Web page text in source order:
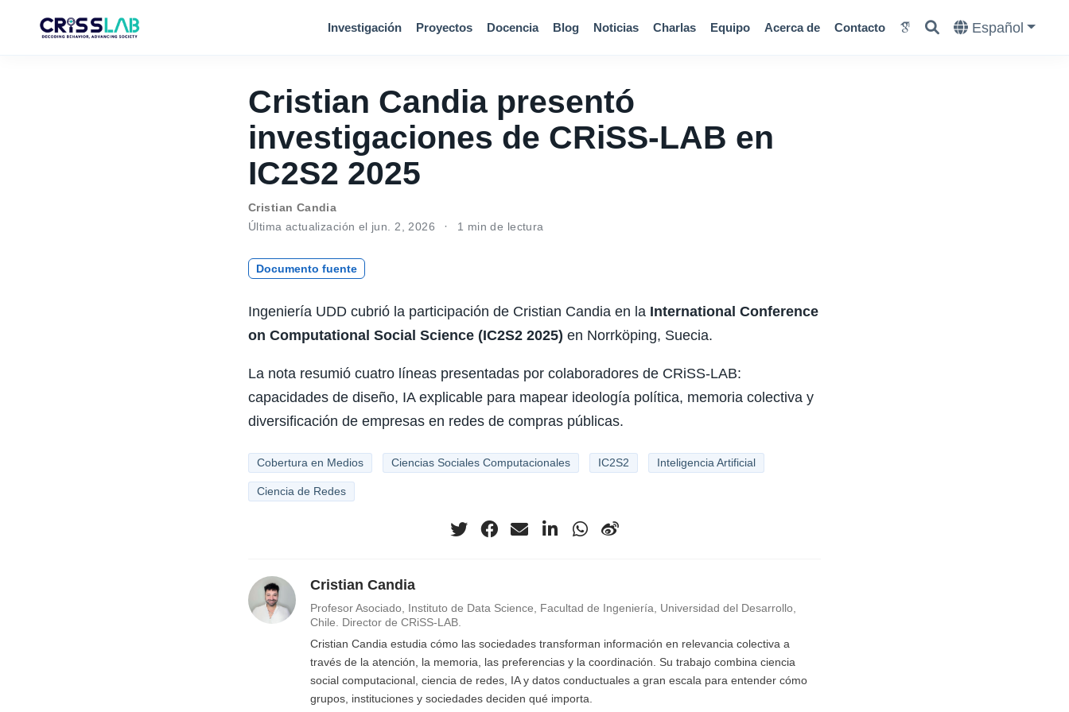
Investigación Proyectos Docencia Blog Noticias Charlas Equipo Acerca de Contacto Español
Cristian Candia presentó
investigaciones de CRiSS-LAB en
IC2S2 2025
Cristian Candia
Última actualización el jun. 2, 2026
1 min de lectura
Documento fuente
Ingeniería UDD cubrió la participación de Cristian Candia en la International Conference
on Computational Social Science (IC2S2 2025) en Norrköping, Suecia.
La nota resumió cuatro líneas presentadas por colaboradores de CRiSS-LAB:
capacidades de diseño, IA explicable para mapear ideología política, memoria colectiva y
diversificación de empresas en redes de compras públicas.
Cobertura en Medios Ciencias Sociales Computacionales IC2S2 Inteligencia Artificial
Ciencia de Redes
Cristian Candia
Profesor Asociado, Instituto de Data Science, Facultad de Ingeniería, Universidad del Desarrollo,
Chile. Director de CRiSS-LAB.
Cristian Candia estudia cómo las sociedades transforman información en relevancia colectiva a
través de la atención, la memoria, las preferencias y la coordinación. Su trabajo combina ciencia
social computacional, ciencia de redes, IA y datos conductuales a gran escala para entender cómo
grupos, instituciones y sociedades deciden qué importa.